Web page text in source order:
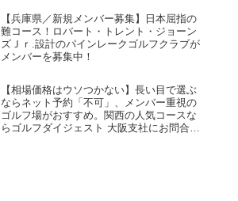
エントリーを不可。
【兵庫県／新規メンバー募集】日本屈指の
難コース！ロバート・トレント・ジョーン
ズＪｒ.設計のパインレークゴルフクラブが
メンバーを募集中！
【相場価格はウソつかない】長い目で選ぶ
ならネット予約「不可」、メンバー重視の
ゴルフ場がおすすめ。関西の人気コースな
らゴルフダイジェスト 大阪支社にお問合せ